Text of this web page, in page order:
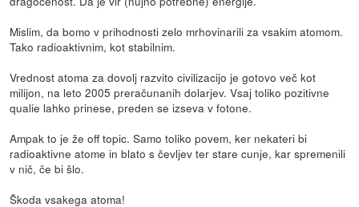
Mislim, da bomo v prihodnosti zelo mrhovinarili za vsakim atomom.
Tako radioaktivnim, kot stabilnim.
Vrednost atoma za dovolj razvito civilizacijo je gotovo več kot
milijon, na leto 2005 preračunanih dolarjev. Vsaj toliko pozitivne
qualie lahko prinese, preden se izseva v fotone.
Ampak to je že off topic. Samo toliko povem, ker nekateri bi
radioaktivne atome in blato s čevljev ter stare cunje, kar spremenili
v nič, če bi šlo.
Škoda vsakega atoma!